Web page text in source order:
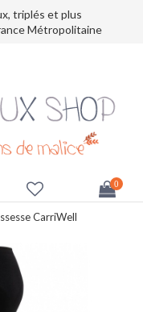
triplés et plus
Métropolitaine
0
CarriWell